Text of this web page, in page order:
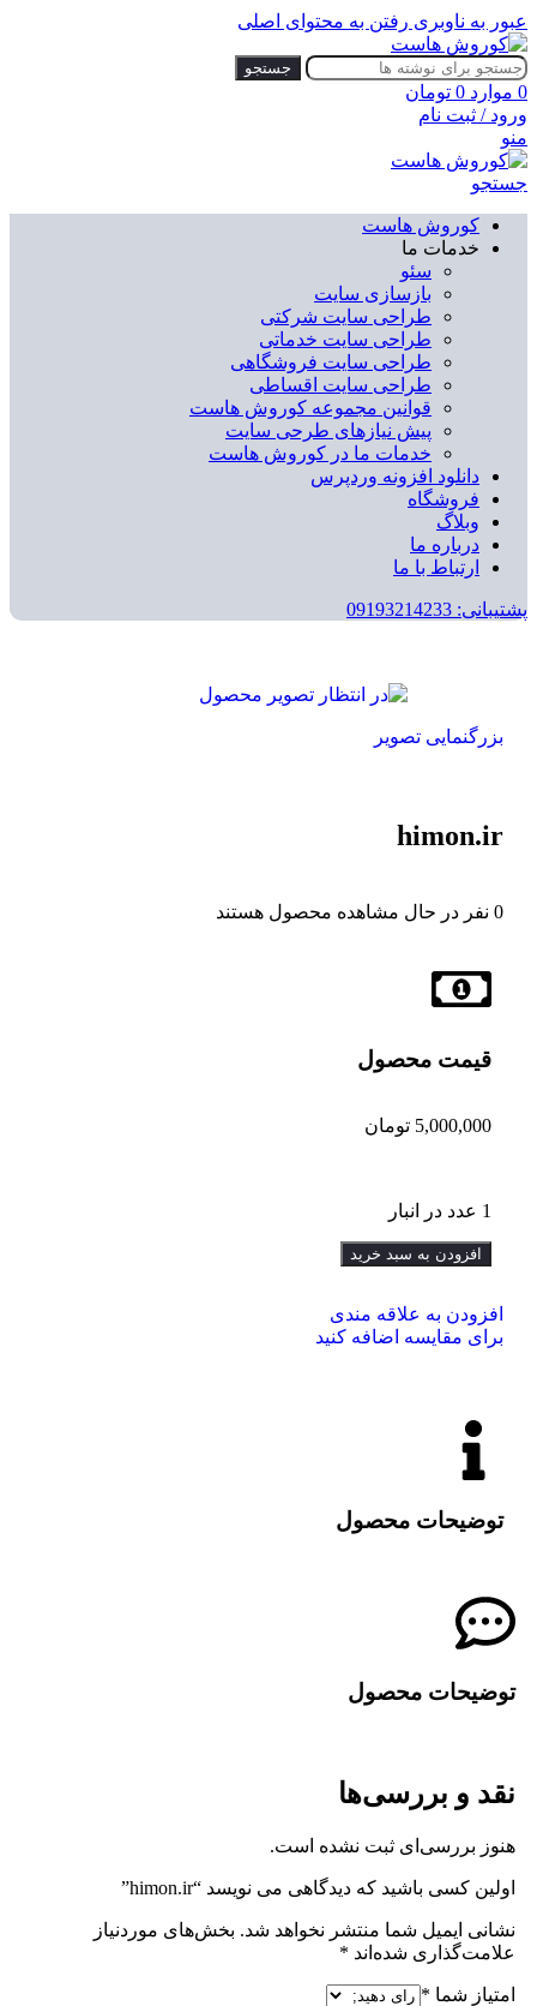
عبور به ناوبری رفتن به محتوای اصلی
جستجو
0 موارد 0 تومان
ورود / ثبت نام
منو
جستجو
کوروش هاست
خدمات ما
سئو
بازسازی سایت
طراحی سایت شرکتی
طراحی سایت خدماتی
طراحی سایت فروشگاهی
طراحی سایت اقساطی
قوانین مجموعه کوروش هاست
پیش نیازهای طرحی سایت
خدمات ما در کوروش هاست
دانلود افزونه وردپرس
فروشگاه
وبلاگ
درباره ما
ارتباط با ما
پشتیبانی: 09193214233
بزرگنمایی تصویر
himon.ir
0 نفر در حال مشاهده محصول هستند
قیمت محصول
5,000,000 تومان
1 عدد در انبار
افزودن به سبد خرید
افزودن به علاقه مندی
برای مقایسه اضافه کنید
توضیحات محصول
توضیحات محصول
نقد و بررسی‌ها
هنوز بررسی‌ای ثبت نشده است.
اولین کسی باشید که دیدگاهی می نویسد “himon.ir”
نشانی ایمیل شما منتشر نخواهد شد. بخش‌های موردنیاز
علامت‌گذاری شده‌اند *
امتیاز شما *